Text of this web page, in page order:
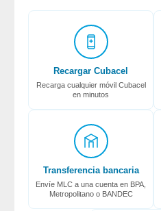
Recargar Cubacel
Recarga cualquier móvil Cubacel
en minutos
Transferencia bancaria
Envíe MLC a una cuenta en BPA,
Metropolitano o BANDEC